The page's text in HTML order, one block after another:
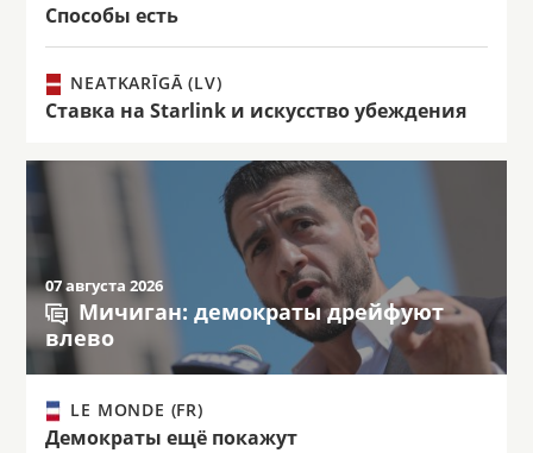
Способы есть
NEATKARĪGĀ (LV)
Ставка на Starlink и искусство убеждения
07 августа 2026
Мичиган: демократы дрейфуют
влево
LE MONDE (FR)
Демократы ещё покажут